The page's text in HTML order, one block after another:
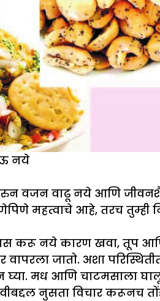
नये
वजन वाढू नये आणि
महत्वाचे आहे, तरच तुम्ही
करू नये कारण खवा, तूप
जातो. अशा
मध आणि चाटमसाला
नुसता विचार करूनच